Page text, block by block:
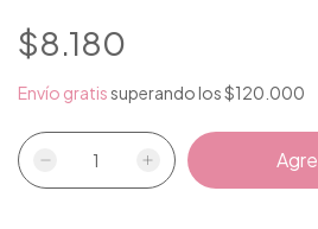
$8.180
Envío gratissuperando los$120.000